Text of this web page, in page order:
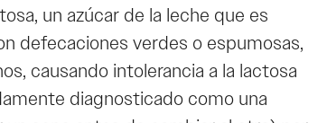
un azúcar de la leche que es
defecaciones verdes o espumosas,
causando intolerancia a la lactosa
diagnosticado como una